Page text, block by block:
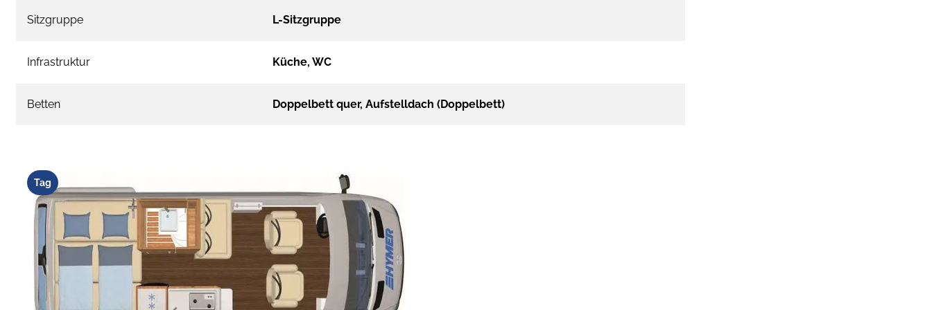
Sitzgruppe L-Sitzgruppe
Infrastruktur Küche, WC
Betten Doppelbett quer, Aufstelldach (Doppelbett)
Tag